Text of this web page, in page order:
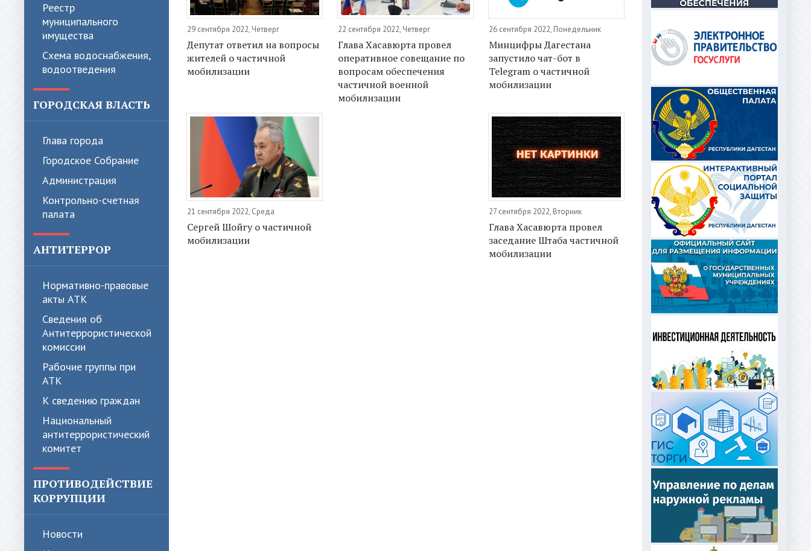
Реестр
муниципального
имущества
Схема водоснабжения,
водоотведения
ГОРОДСКАЯ ВЛАСТЬ
Глава города
Городское Собрание
Администрация
Контрольно-счетная
палата
АНТИТЕРРОР
Нормативно-правовые
акты АТК
Сведения об
Антитеррористической
комиссии
Рабочие группы при
АТК
К сведению граждан
Национальный
антитеррористический
комитет
ПРОТИВОДЕЙСТВИЕ
КОРРУПЦИИ
Новости
29 сентября 2022, Четверг
Депутат ответил на вопросы
жителей о частичной
мобилизации
22 сентября 2022, Четверг
Глава Хасавюрта провел
оперативное совещание по
вопросам обеспечения
частичной военной
мобилизации
26 сентября 2022, Понедельник
Минцифры Дагестана
запустило чат-бот в
Telegram о частичной
мобилизации
21 сентября 2022, Среда
Сергей Шойгу о частичной
мобилизации
27 сентября 2022, Вторник
Глава Хасавюрта провел
заседание Штаба частичной
мобилизации